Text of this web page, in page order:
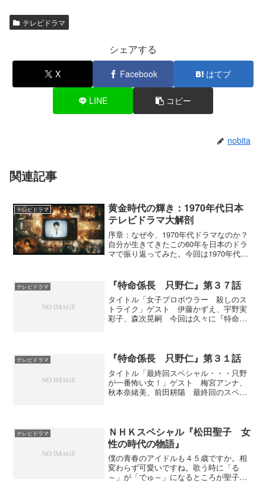
テレビドラマ
シェアする
X Facebook はてブ
LINE コピー
nobita
関連記事
テレビドラマ
黄金時代の輝き：1970年代日本
テレビドラマ大解剖
序章：なぜ今、1970年代ドラマなのか？
自分が生きてきたこの60年を日本のドラ
マで振り返ってみた。今回は1970年代に
力を再発見することを目的としました。
動画配信サービ...
テレビドラマ 『特命係長 只野仁』第３７話
タイトル「女子プロボウラー 殺しのス
トライク」ゲスト 伊藤かずえ、宇野実
彩子、森次晃嗣 今回は久々に『特命係
の広報にウルトラセブンのモ...
テレビドラマ 『特命係長 只野仁』第３１話
タイトル「最終回スペシャル・・・只野
が一番怖い女！」ゲスト 梅宮アンナ、
秋本奈緒美、前田耕陽 最終回のスペシ
梅宮辰夫とのシーンでは梅宮...
テレビドラマ
ＮＨＫスペシャル『松田聖子 女
性の時代の物語』
僕の青春のアイドルも４５歳ですか。相
変わらず可愛いですね。歌う時に「る
～」が「でゅ～」になるところが聖子ち